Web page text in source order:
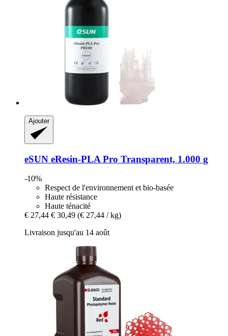
Ajouter
eSUN eResin-​PLA Pro Transparent, 1.000 g
-10%
Respect de l'environnement et bio-basée
Haute résistance
Haute ténacité
€ 27,44 € 30,49 (€ 27,44 / kg)
Livraison jusqu'au 14 août